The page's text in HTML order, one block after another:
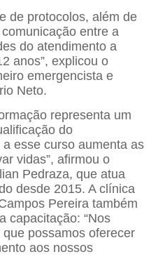
de protocolos, além de
entre a
do atendimento a
anos”, explicou o
emergencista e
Neto.
representa um
do
esse curso aumenta as
vidas”, afirmou o
Pedraza, que atua
desde 2015. A clínica
Pereira também
capacitação: “Nos
possamos oferecer
aos nossos